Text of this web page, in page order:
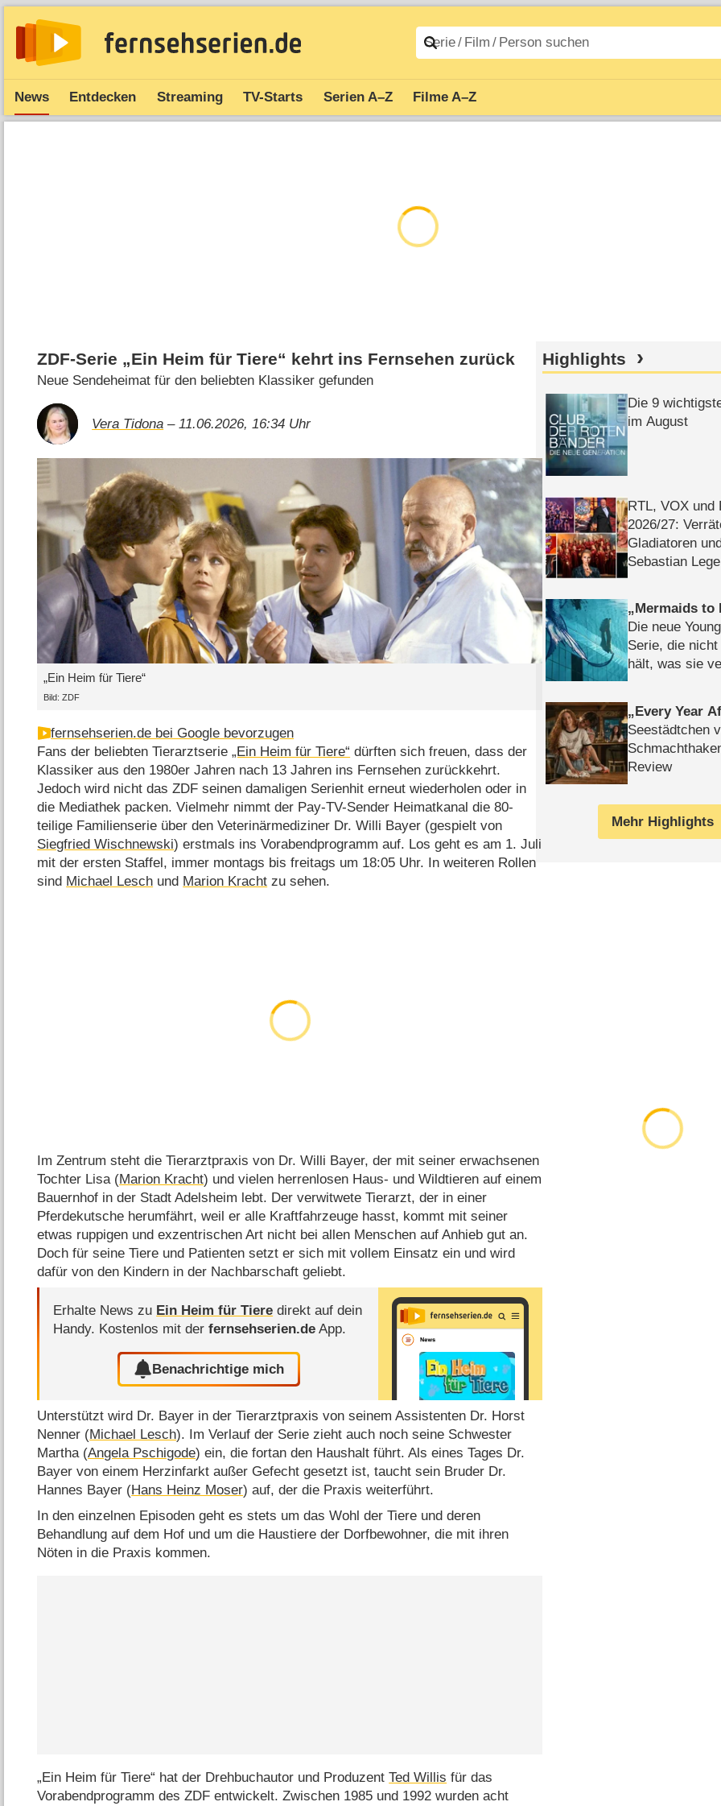
News Entdecken Streaming TV-Starts Serien A–Z Filme A–Z
ZDF-Serie „Ein Heim für Tiere“ kehrt ins Fernsehen zurück
Neue Sendeheimat für den beliebten Klassiker gefunden
Vera Tidona – 11.06.2026, 16:34 Uhr
„Ein Heim für Tiere“
Bild: ZDF
fernsehserien.de bei Google bevorzugen
Fans der beliebten Tierarztserie„Ein Heim für Tiere“ dürften sich freuen, dass der
Klassiker aus den 1980er Jahren nach 13 Jahren ins Fernsehen zurückkehrt.
Jedoch wird nicht das ZDF seinen damaligen Serienhit erneut wiederholen oder in
die Mediathek packen. Vielmehr nimmt der Pay-TV-Sender Heimatkanal die 80-
teilige Familienserie über den Veterinärmediziner Dr. Willi Bayer (gespielt von
Siegfried Wischnewski) erstmals ins Vorabendprogramm auf. Los geht es am 1. Juli
mit der ersten Staffel, immer montags bis freitags um 18:05 Uhr. In weiteren Rollen
sind Michael Lesch und Marion Kracht zu sehen.
Im Zentrum steht die Tierarztpraxis von Dr. Willi Bayer, der mit seiner erwachsenen
Tochter Lisa (Marion Kracht) und vielen herrenlosen Haus- und Wildtieren auf einem
Bauernhof in der Stadt Adelsheim lebt. Der verwitwete Tierarzt, der in einer
Pferdekutsche herumfährt, weil er alle Kraftfahrzeuge hasst, kommt mit seiner
etwas ruppigen und exzentrischen Art nicht bei allen Menschen auf Anhieb gut an.
Doch für seine Tiere und Patienten setzt er sich mit vollem Einsatz ein und wird
dafür von den Kindern in der Nachbarschaft geliebt.
Erhalte News zu Ein Heim für Tiere direkt auf dein
Handy. Kostenlos mit derfernsehserien.de App.
Benachrichtige mich
Unterstützt wird Dr. Bayer in der Tierarztpraxis von seinem Assistenten Dr. Horst
Nenner (Michael Lesch). Im Verlauf der Serie zieht auch noch seine Schwester
Martha (Angela Pschigode) ein, die fortan den Haushalt führt. Als eines Tages Dr.
Bayer von einem Herzinfarkt außer Gefecht gesetzt ist, taucht sein Bruder Dr.
Hannes Bayer (Hans Heinz Moser) auf, der die Praxis weiterführt.
In den einzelnen Episoden geht es stets um das Wohl der Tiere und deren
Behandlung auf dem Hof und um die Haustiere der Dorfbewohner, die mit ihren
Nöten in die Praxis kommen.
„Ein Heim für Tiere“ hat der Drehbuchautor und ProduzentTed Willis für das
Vorabendprogramm des ZDF entwickelt. Zwischen 1985 und 1992 wurden acht
Highlights
Die 9
im August
RTL, VOX und
2026/​27:
Gladiatoren
Sebastian Lege
Mermaids to
Die neue
Serie, die nicht
hält, was sie
Every Year
Seestädtchen
Review
Mehr Highlights